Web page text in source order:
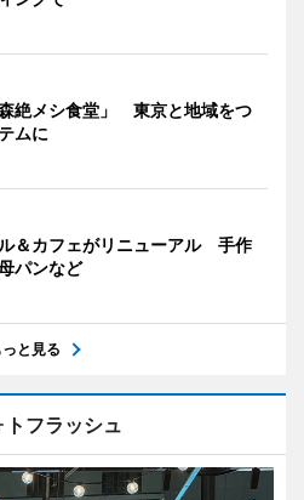
絶メシ食堂」 東京と地域をつ
ムに
＆カフェがリニューアル 手作
パンなど
っと見る
トフラッシュ